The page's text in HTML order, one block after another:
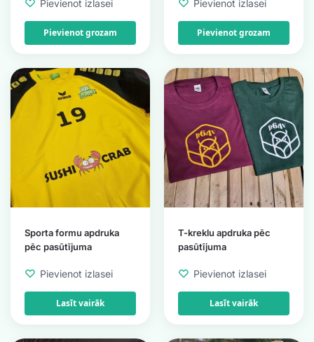
Pievienot izlasei
Pievienot grozam
Pievienot izlasei
Pievienot grozam
Sporta formu apdruka
pēc pasūtījuma
Pievienot izlasei
Lasīt vairāk
T-kreklu apdruka pēc
pasūtījuma
Pievienot izlasei
Lasīt vairāk